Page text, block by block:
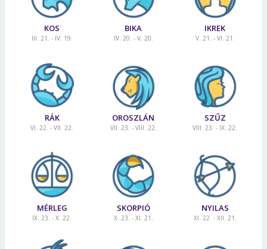
KOS
III. 21. - IV. 19.
BIKA
IV. 20. - V. 20.
IKREK
V. 21. - VI. 21.
RÁK
VI. 22. - VII. 22.
OROSZLÁN
VII. 23. - VIII. 22.
SZŰZ
VIII. 23. - IX. 22.
MÉRLEG
IX. 23. - X. 22.
SKORPIÓ
X. 23. - XI. 21.
NYILAS
XI. 22. - XII. 21.